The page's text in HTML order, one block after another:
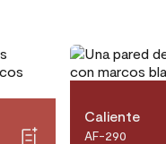
Caliente
AF-290